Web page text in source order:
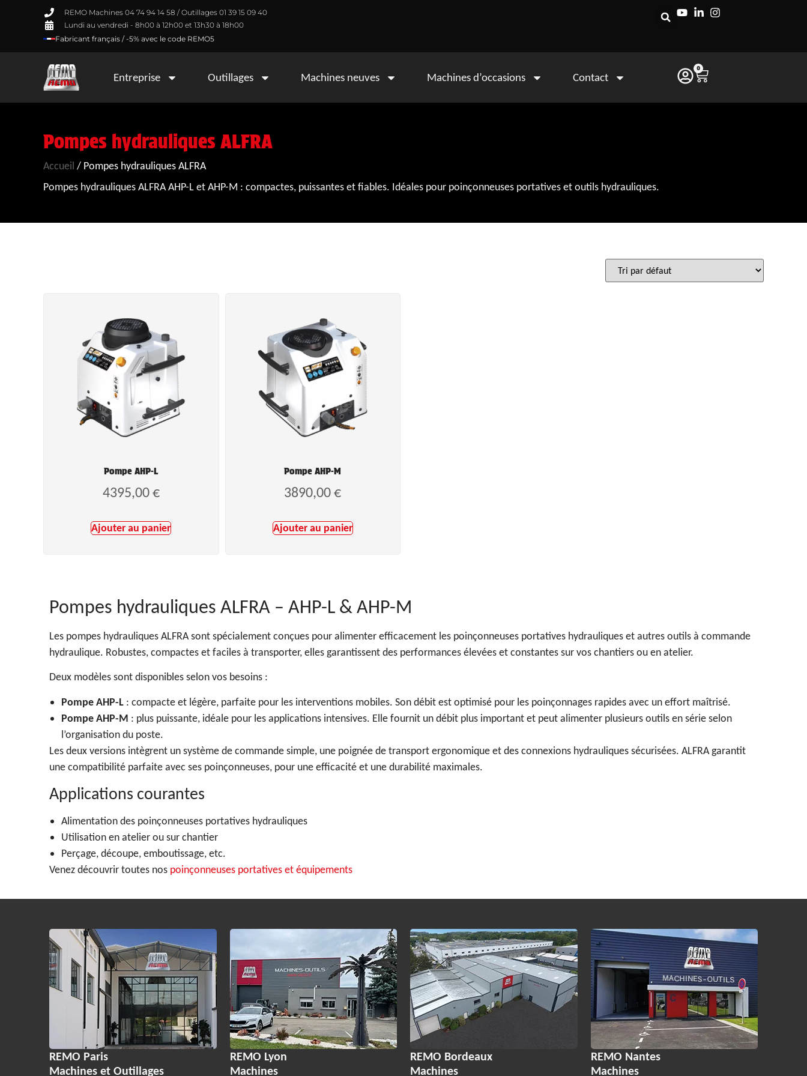
REMO Machines 04 74 94 14 58 / Outillages 01 39 15 09 40
Lundi au vendredi - 8h00 à 12h00 et 13h30 à 18h00
Fabricant français / -5% avec le code REMO5
Entreprise Outillages Machines neuves Machines d’occasions Contact
0
Pompes hydrauliques ALFRA
Accueil / Pompes hydrauliques ALFRA
Pompes hydrauliques ALFRA AHP-L et AHP-M : compactes, puissantes et fiables. Idéales pour poinçonneuses portatives et outils hydrauliques.
Pompe AHP-L
4395,00€
Ajouter au panier
Pompe AHP-M
3890,00€
Ajouter au panier
Pompes hydrauliques ALFRA – AHP-L & AHP-M
Les pompes hydrauliques ALFRA sont spécialement conçues pour alimenter efficacement les poinçonneuses portatives hydrauliques et autres outils à commande
hydraulique. Robustes, compactes et faciles à transporter, elles garantissent des performances élevées et constantes sur vos chantiers ou en atelier.
Deux modèles sont disponibles selon vos besoins :
Pompe AHP-L : compacte et légère, parfaite pour les interventions mobiles. Son débit est optimisé pour les poinçonnages rapides avec un effort maîtrisé.
Pompe AHP-M : plus puissante, idéale pour les applications intensives. Elle fournit un débit plus important et peut alimenter plusieurs outils en série selon
l’organisation du poste.
Les deux versions intègrent un système de commande simple, une poignée de transport ergonomique et des connexions hydrauliques sécurisées. ALFRA garantit
une compatibilité parfaite avec ses poinçonneuses, pour une efficacité et une durabilité maximales.
Applications courantes
Alimentation des poinçonneuses portatives hydrauliques
Utilisation en atelier ou sur chantier
Perçage, découpe, emboutissage, etc.
Venez découvrir toutes nos poinçonneuses portatives et équipements
REMO Paris
Machines et Outillages
REMO Lyon
Machines
REMO Bordeaux
Machines
REMO Nantes
Machines